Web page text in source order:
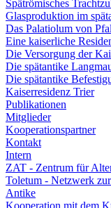
Spätrömisches
Glasproduktion im
Das Palatiolum von
Eine kaiserliche
Die Versorgung der
Die spätantike
Die spätantike
Kaiserresidenz Trier
Publikationen
Mitglieder
Kooperationspartner
Kontakt
Intern
ZAT - Zentrum für
Toletum - Netzwerk
Antike
Kooperation mit dem